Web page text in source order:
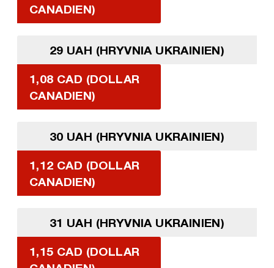
CANADIEN)
29 UAH (HRYVNIA UKRAINIEN)
1,08 CAD (DOLLAR
CANADIEN)
30 UAH (HRYVNIA UKRAINIEN)
1,12 CAD (DOLLAR
CANADIEN)
31 UAH (HRYVNIA UKRAINIEN)
1,15 CAD (DOLLAR